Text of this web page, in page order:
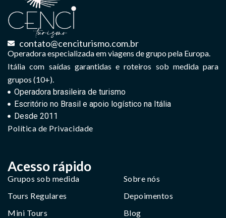
contato@cenciturismo.com.br
Operadora especializada em viagens de grupo pela Europa.
Itália com saídas garantidas e roteiros sob medida para
grupos (10+).
Operadora brasileira de turismo
Escritório no Brasil e apoio logístico na Itália
Desde 2011
Política de Privacidade
Acesso rápido
Grupos sob medida
Tours Regulares
Mini Tours
Sobre nós
Depoimentos
Blog